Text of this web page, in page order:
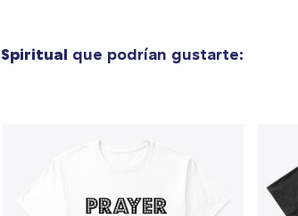
que podrían gustarte: